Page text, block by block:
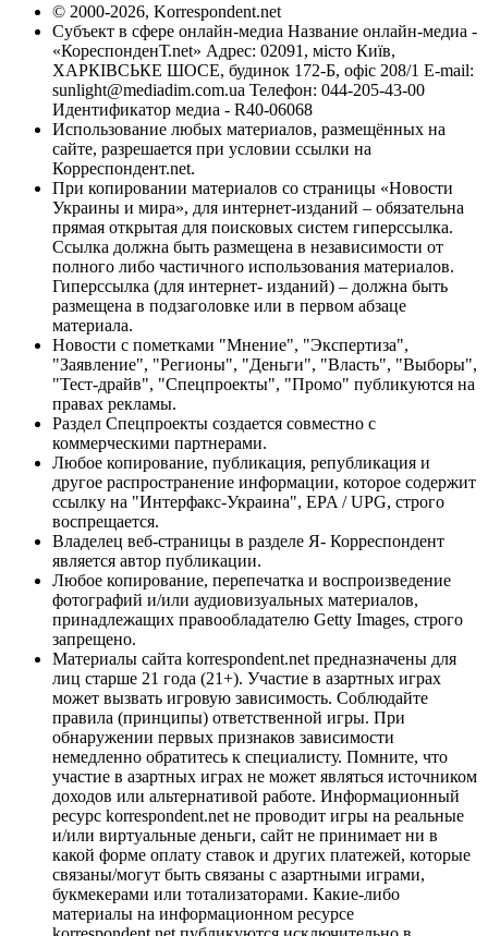
© 2000-2026, Korrespondent.net
Субъект в сфере онлайн-медиа Название онлайн-медиа -
«КореспонденТ.net» Адрес: 02091, місто Київ,
ХАРКІВСЬКЕ ШОСЕ, будинок 172-Б, офіс 208/1 E-mail:
sunlight@mediadim.com.ua Телефон: 044-205-43-00
Идентификатор медиа - R40-06068
Использование любых материалов, размещённых на
сайте, разрешается при условии ссылки на
Корреспондент.net.
При копировании материалов со страницы «Новости
Украины и мира», для интернет-изданий – обязательна
прямая открытая для поисковых систем гиперссылка.
Ссылка должна быть размещена в независимости от
полного либо частичного использования материалов.
Гиперссылка (для интернет- изданий) – должна быть
размещена в подзаголовке или в первом абзаце
материала.
Новости с пометками "Мнение", "Экспертиза",
"Заявление", "Регионы", "Деньги", "Власть", "Выборы",
"Тест-драйв", "Спецпроекты", "Промо" публикуются на
правах рекламы.
Раздел Спецпроекты создается совместно с
коммерческими партнерами.
Любое копирование, публикация, републикация и
другое распространение информации, которое содержит
ссылку на "Интерфакс-Украина", EPA / UPG, строго
воспрещается.
Владелец веб-страницы в разделе Я- Корреспондент
является автор публикации.
Любое копирование, перепечатка и воспроизведение
фотографий и/или аудиовизуальных материалов,
принадлежащих правообладателю Getty Images, строго
запрещено.
Материалы сайта korrespondent.net предназначены для
лиц старше 21 года (21+). Участие в азартных играх
может вызвать игровую зависимость. Соблюдайте
правила (принципы) ответственной игры. При
обнаружении первых признаков зависимости
немедленно обратитесь к специалисту. Помните, что
участие в азартных играх не может являться источником
доходов или альтернативой работе. Информационный
ресурс korrespondent.net не проводит игры на реальные
и/или виртуальные деньги, сайт не принимает ни в
какой форме оплату ставок и других платежей, которые
связаны/могут быть связаны с азартными играми,
букмекерами или тотализаторами. Какие-либо
материалы на информационном ресурсе